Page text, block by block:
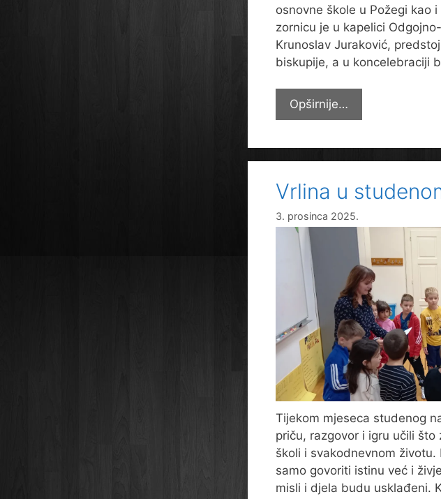
osnovne škole u Požegi kao
zornicu je u kapelici
Krunoslav Juraković,
biskupije, a u koncelebraciji
Opširnije…
započeli
Vrlina u
3. prosinca 2025.
Tijekom mjeseca studenog
priču, razgovor i igru učili
školi i svakodnevnom
samo govoriti istinu već i
misli i djela budu usklađeni.